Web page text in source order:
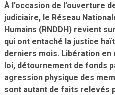
À l’occasion de l’ouverture
judiciaire, le Réseau
Humains (RNDDH) revient
qui ont entaché la justice
derniers mois. Libération en
loi, détournement de fonds
agression physique des
sont autant de faits relevés